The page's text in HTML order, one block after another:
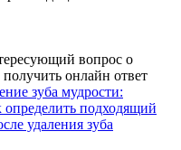
вопрос о
онлайн ответ
зуба мудрости:
определить подходящий
удаления зуба